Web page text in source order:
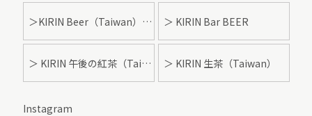
＞KIRIN Beer（Taiwan）- 麒麟啤酒 ＞ KIRIN Bar BEER
＞ KIRIN 午後の紅茶（Taiwan） ＞ KIRIN 生茶（Taiwan）
Instagram